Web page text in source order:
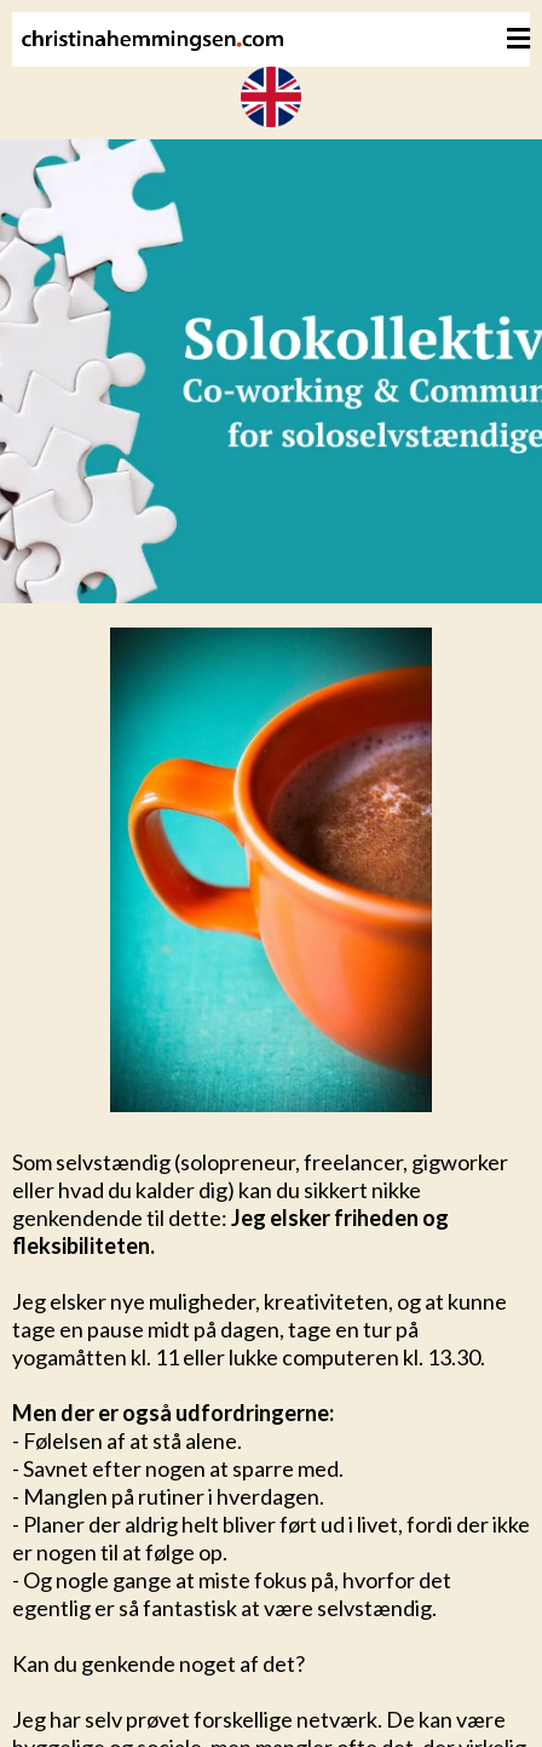
Som selvstændig (solopreneur, freelancer, gigworker
eller hvad du kalder dig) kan du sikkert nikke
genkendende til dette:Jeg elsker friheden og
fleksibiliteten.
Jeg elsker nye muligheder, kreativiteten, og at kunne
tage en pause midt på dagen, tage en tur på
yogamåtten kl. 11 eller lukke computeren kl. 13.30.
Men der er også udfordringerne:
- Følelsen af at stå alene.
- Savnet efter nogen at sparre med.
- Manglen på rutiner i hverdagen.
- Planer der aldrig helt bliver ført ud i livet, fordi der ikke
er nogen til at følge op.
- Og nogle gange at miste fokus på, hvorfor det
egentlig er så fantastisk at være selvstændig.
Kan du genkende noget af det?
Jeg har selv prøvet forskellige netværk. De kan være